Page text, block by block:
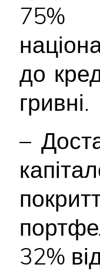
75%
до
гривні.
–
32%